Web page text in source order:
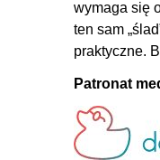
wymaga się
ten sam
praktyczne.
Patronat